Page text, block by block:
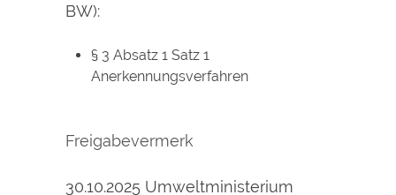
BW):
§ 3 Absatz 1 Satz 1
Anerkennungsverfahren
Freigabevermerk
30.10.2025 Umweltministerium